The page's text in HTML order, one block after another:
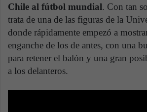
Chile al fútbol mundial. Con tan
trata de una de las figuras de la
donde rápidamente empezó a
enganche de los de antes, con una
para retener el balón y una gran
a los delanteros.